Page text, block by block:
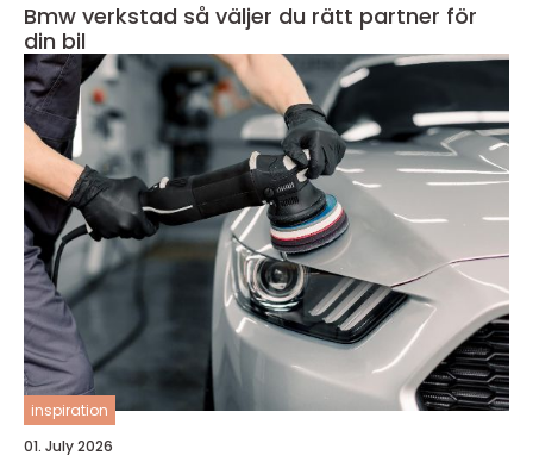
Bmw verkstad så väljer du rätt partner för
din bil
inspiration
01. July 2026